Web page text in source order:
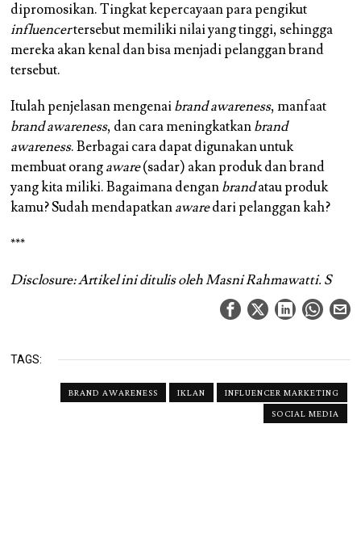
dipromosikan. Tingkat kepercayaan para pengikut
influencertersebut memiliki nilai yang tinggi, sehingga
mereka akan kenal dan bisa menjadi pelanggan brand
tersebut.
Itulah penjelasan mengenaibrand awareness, manfaat
brand awareness, dan cara meningkatkanbrand
awareness. Berbagai cara dapat digunakan untuk
membuat orangaware(sadar) akan produk dan brand
yang kita miliki. Bagaimana denganbrandatau produk
kamu? Sudah mendapatkanawaredari pelanggan kah?
***
Disclosure: Artikel ini ditulis oleh Masni Rahmawatti. S
TAGS:
BRAND AWARENESS IKLAN
INFLUENCER MARKETING
SOCIAL MEDIA